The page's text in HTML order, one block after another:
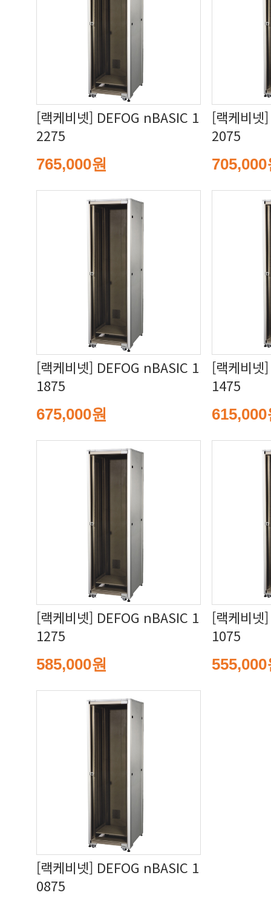
2275
765,000원
2075
705,000
1875
675,000원
1475
615,000
1275
585,000원
1075
555,000
0875